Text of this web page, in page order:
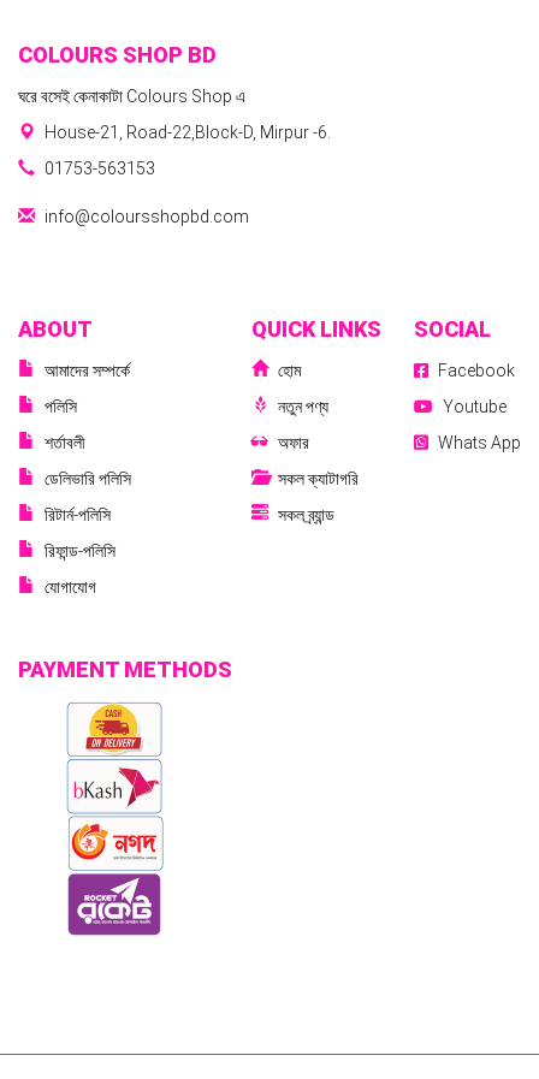
COLOURS SHOP BD
ঘরে বসেই কেনাকাটা Colours Shop এ
House-21, Road-22,Block-D, Mirpur -6.
01753-563153
info@coloursshopbd.com
ABOUT
আমাদের সম্পর্কে
পলিসি
শর্তাবলী
ডেলিভারি পলিসি
রিটার্ন-পলিসি
রিফান্ড-পলিসি
যোগাযোগ
QUICK LINKS
হোম
নতুন পণ্য
অফার
সকল ক্যাটাগরি
সকল ব্র্যান্ড
SOCIAL
Facebook
Youtube
Whats App
PAYMENT METHODS